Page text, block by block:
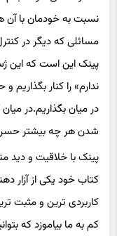
مسائلی که دیگر در
پینک این است که
ندارم» را کنار
در میان بگذاریم.در
شدن هر چه بیشتر
پینک با خلاقیت و دید
کتاب خود یکی از آزار
کاربردی ترین و مثبت
کم به ما بیاموزد که
کننده، راهی نو برای